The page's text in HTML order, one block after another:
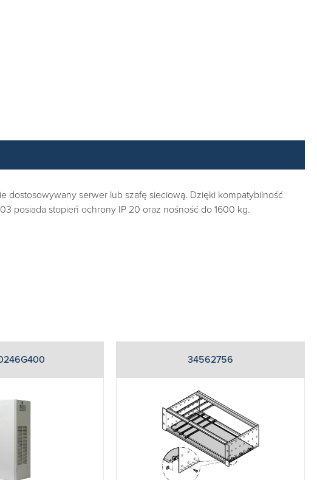
dostosowywany serwer lub szafę sieciową. Dzięki kompatybilność
posiada stopień ochrony IP 20 oraz nośność do 1600 kg.
34562756